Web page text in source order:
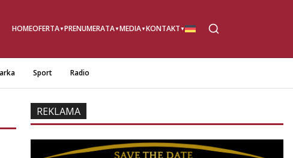
HOMEOFERTA PRENUMERATA MEDIA KONTAKT
Sport Radio
REKLAMA